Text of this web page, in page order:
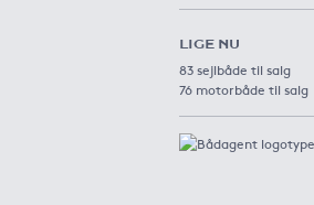
LIGE NU
83 sejlbåde til salg
76 motorbåde til salg